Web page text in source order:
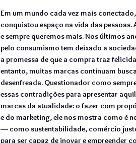
Em um mundo cada vez mais
conquistou espaço na vida das
e sempre queremos mais. Nos últimos
pelo consumismo tem deixado a
a promessa de que a compra traz
entanto, muitas marcas continuam
desenfreada. Questionador como
essas contradições para apresentar
marcas da atualidade: o fazer com
e do marketing, ele nos mostra como é
― como sustentabilidade, comércio
para ser capaz de inovar e empreender